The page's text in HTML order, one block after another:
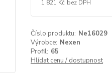
1 821 Kč bez DPH
Číslo produktu: Ne16029
Výrobce: Nexen
Profil: 65
Hlídat cenu / dostupnost